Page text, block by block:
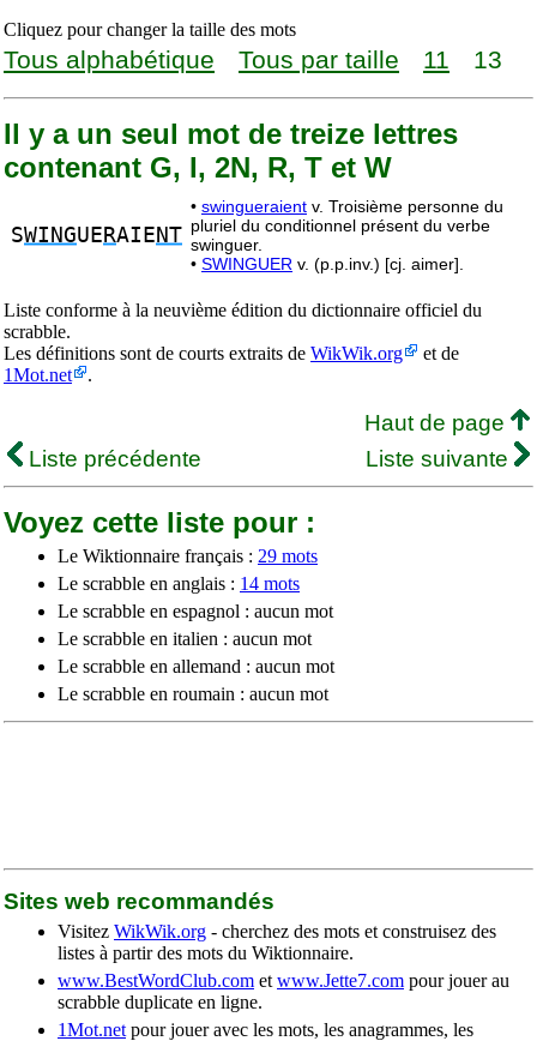
Cliquez pour changer la taille des mots
Tous alphabétique Tous par taille 11 13
Il y a un seul mot de treize lettres
contenant G, I, 2N, R, T et W
SWINGUE RAIE NT
• swingueraient v. Troisième personne du
pluriel du conditionnel présent du verbe
swinguer.
• SWINGUER v. (p.p.inv.) [cj. aimer].
Liste conforme à la neuvième édition du dictionnaire officiel du
scrabble.
Les définitions sont de courts extraits de WikWik.org
et de
1Mot.net
.
Haut de page
Liste précédente
Liste suivante
Voyez cette liste pour :
Le Wiktionnaire français : 29 mots
Le scrabble en anglais : 14 mots
Le scrabble en espagnol : aucun mot
Le scrabble en italien : aucun mot
Le scrabble en allemand : aucun mot
Le scrabble en roumain : aucun mot
Sites web recommandés
Visitez WikWik.org - cherchez des mots et construisez des
listes à partir des mots du Wiktionnaire.
www.BestWordClub.com et www.Jette7.com pour jouer au
scrabble duplicate en ligne.
1Mot.net pour jouer avec les mots, les anagrammes, les